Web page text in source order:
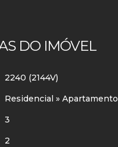
DO IMÓVEL
2240 (2144V)
Residencial » Apartamento
3
2